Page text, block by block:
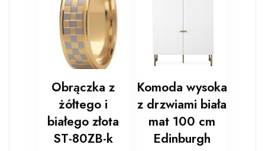
Obrączka z
żółtego i
białego złota
ST-80ZB-k
Komoda wysoka
z drzwiami biała
mat 100 cm
Edinburgh